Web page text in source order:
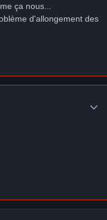
ça nous...
d'allongement des